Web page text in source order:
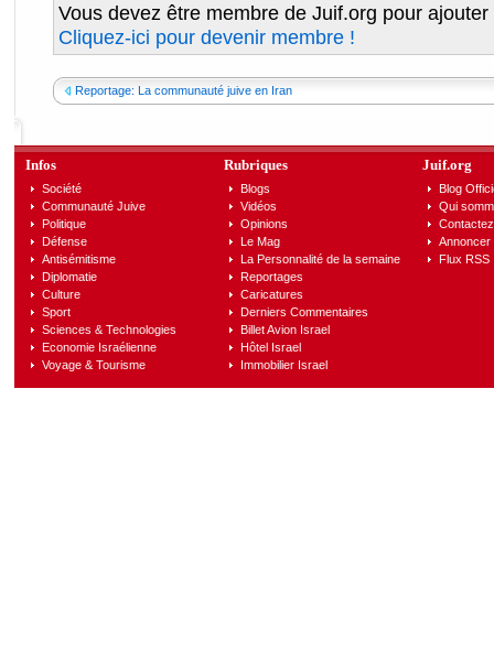
Vous devez être membre de Juif.org pour
Cliquez-ici pour devenir membre !
Reportage: La communauté juive en Iran
Infos
Société
Communauté Juive
Politique
Défense
Antisémitisme
Diplomatie
Culture
Sport
Sciences & Technologies
Economie Israélienne
Voyage & Tourisme
Rubriques
Blogs
Vidéos
Opinions
Le Mag
La Personnalité de la semaine
Reportages
Caricatures
Derniers Commentaires
Billet Avion Israel
Hôtel Israel
Immobilier Israel
Juif.org
Blog
Qui
Annoncer
Flux RSS